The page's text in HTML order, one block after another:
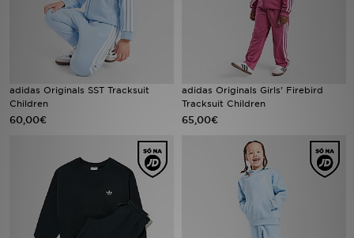
adidas Originals SST Tracksuit
Children
60,00€
adidas Originals Girls' Firebird
Tracksuit Children
65,00€
DESPORTO
FUTEBOL JD
VER MARCAS
MENSAGENS
MY JD